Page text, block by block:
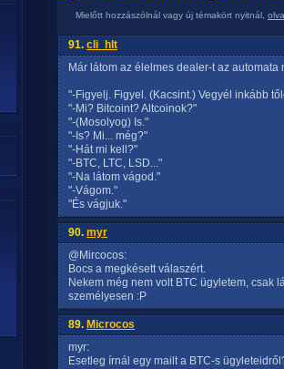
Mielőtt hozzászólnál vagy új témakört nyitnál,
91. cli_hlt
Már látom az élelmes dealer-t az automata
"-Figyelj. Figyel. (Kacsint.) Vegyél inkább
"-Mi? Bitcoint? Altcoinok?"
"-(Mosolyog) Is."
"-Is? Mi... még?"
"-Hát mi kell?"
"-BTC, LTC, LSD..."
"-Na látom vágod."
"-Vágom."
"És vágjuk."
90. myr
@Mircocos:
Bocs a megkésett válaszért.
Nekem még nem volt BTC ügyletem, csak
személyesen :P
89. Microcos
myr:
Esetleg írnál egy mailt a BTC-s